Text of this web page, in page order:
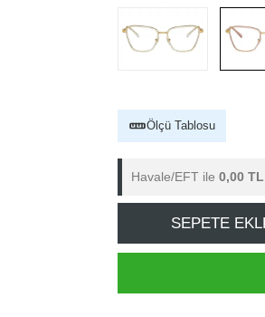
Ölçü Tablosu
Havale/EFT ile 0,00 TL
SEPETE